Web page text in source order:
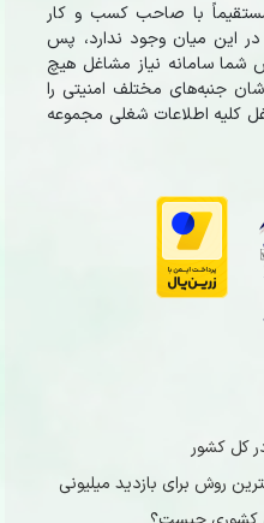
مستقیماً با صاحب کسب و کار
این میان وجود ندارد، پس
شما سامانه نیاز مشاغل هیچ
جنبه‌های مختلف امنیتی را
کلیه اطلاعات شغلی مجموعه
کل کشور
روش برای بازدید میلیونی